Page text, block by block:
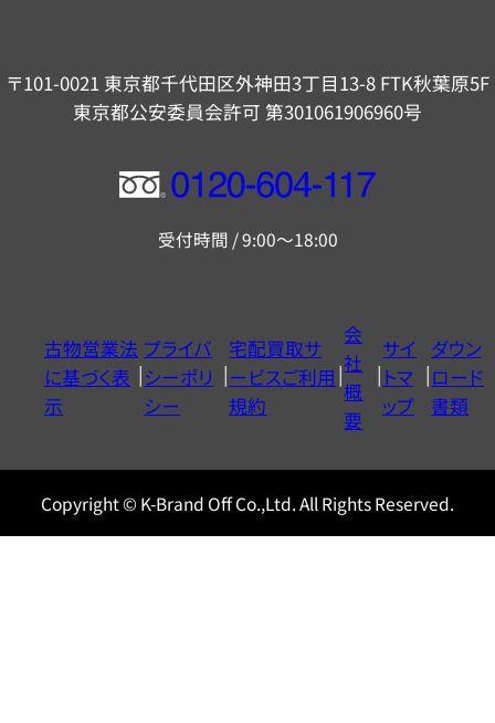
〒101-0021 東京都千代田区外神田3丁目13-8 FTK秋葉原5F
東京都公安委員会許可 第301061906960号
フ
ー
ヤ
ル
0120604117
受付時間 / 9:00～18:00
古物営業法
に基づく表
示
プライバ
シーポリ
シー
宅配買取サ
ービスご利用
規約
会
社
概
要
サイ
トマ
ップ
ダウン
ロード
書類
Copyright © K-Brand Off Co.,Ltd. All Rights Reserved.